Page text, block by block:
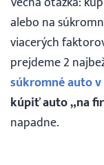
Vyhľadávanie
Slovenčina
Slovenčina
alebo na
viacerých
prejdeme 2
súkromné auto
kúpiť auto „na
napadne.